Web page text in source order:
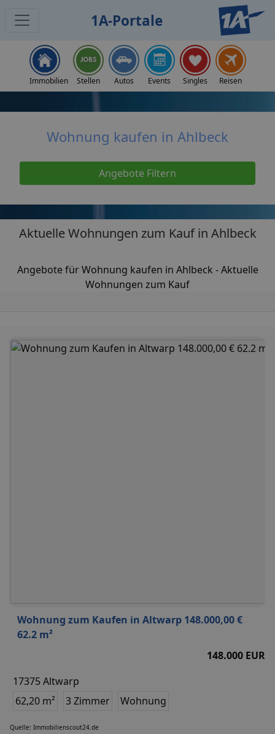
1A-Portale
Immobilien Stellen Autos Events Singles Reisen
Wohnung kaufen in Ahlbeck
Angebote Filtern
Aktuelle Wohnungen zum Kauf in Ahlbeck
Angebote für Wohnung kaufen in Ahlbeck - Aktuelle
Wohnungen zum Kauf
Wohnung zum Kaufen in Altwarp 148.000,00 €
62.2 m²
148.000 EUR
17375 Altwarp
62,20 m²
3 Zimmer Wohnung
Quelle: Immobilienscout24.de